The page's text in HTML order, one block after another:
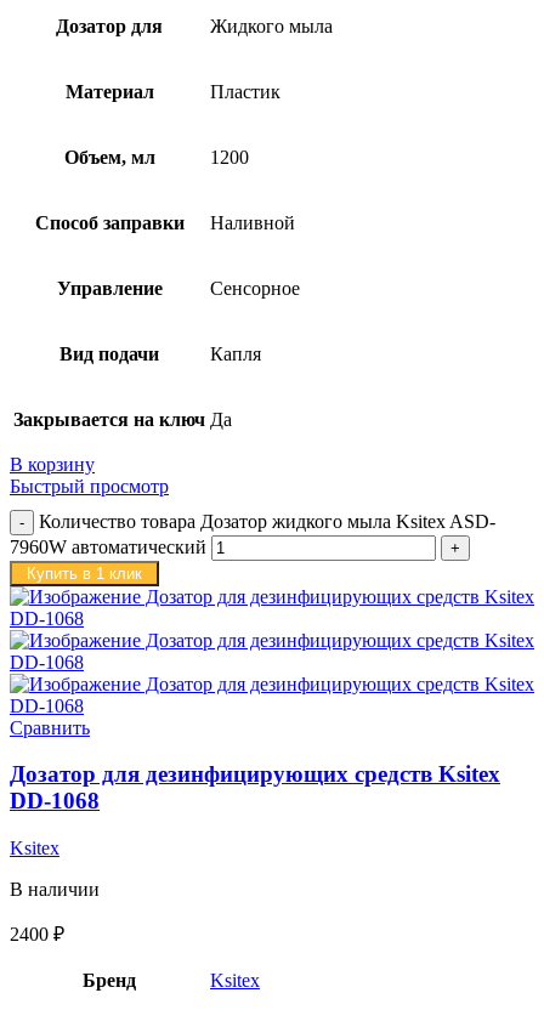
Дозатор для Жидкого мыла
Материал Пластик
Объем, мл 1200
Способ заправки Наливной
Управление Сенсорное
Вид подачи Капля
Закрывается на ключ Да
В корзину
Быстрый просмотр
Количество товара Дозатор жидкого мыла Ksitex ASD-
7960W автоматический
Купить в 1 клик
Сравнить
Дозатор для дезинфицирующих средств Ksitex
DD-1068
Ksitex
В наличии
2400 ₽
Бренд Ksitex